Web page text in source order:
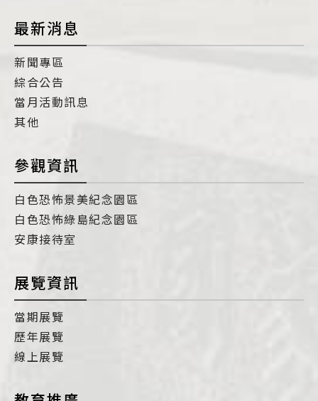
最新消息
新聞專區
綜合公告
當月活動訊息
其他
參觀資訊
白色恐怖景美紀念園區
白色恐怖綠島紀念園區
安康接待室
展覽資訊
當期展覽
歷年展覽
線上展覽